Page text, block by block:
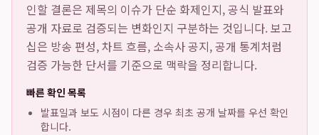
인할 결론은 제목의 이슈가 단순 화제인지, 공식 발표와
공개 자료로 검증되는 변화인지 구분하는 것입니다. 보고
십은 방송 편성, 차트 흐름, 소속사 공지, 공개 통계처럼
검증 가능한 단서를 기준으로 맥락을 정리합니다.
빠른 확인 목록
발표일과 보도 시점이 다른 경우 최초 공개 날짜를 우선 확인
합니다.